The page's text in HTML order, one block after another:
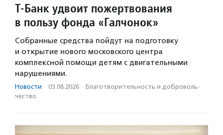
Т-Банк удвоит пожертвования
в пользу фонда «Галчонок»
Собранные средства пойдут на подготовку
и открытие нового московского центра
комплексной помощи детям с двигательными
нарушениями.
Новости · 03.08.2026 · Благотвори­тель­ность и доброволь­
чест­во